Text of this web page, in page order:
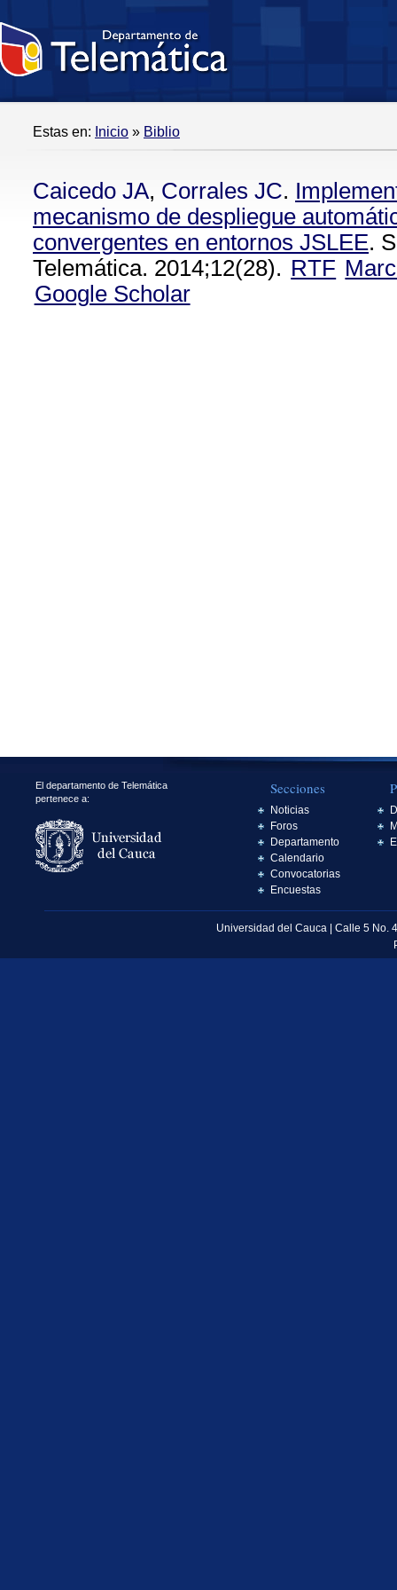
Estas en: Inicio » Biblio
Caicedo JA, Corrales JC.
mecanismo de despliegue
convergentes en entornos JSLEE.
Telemática. 2014;12(28). RTF
Google Scholar
El departamento de Telemática
pertenece a:
Secciones
Noticias
Foros
Departamento
Calendario
Convocatorias
Encuestas
Universidad del Cauca | Calle 5 No.